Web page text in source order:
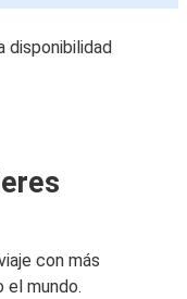
disponibilidad
con más
mundo.